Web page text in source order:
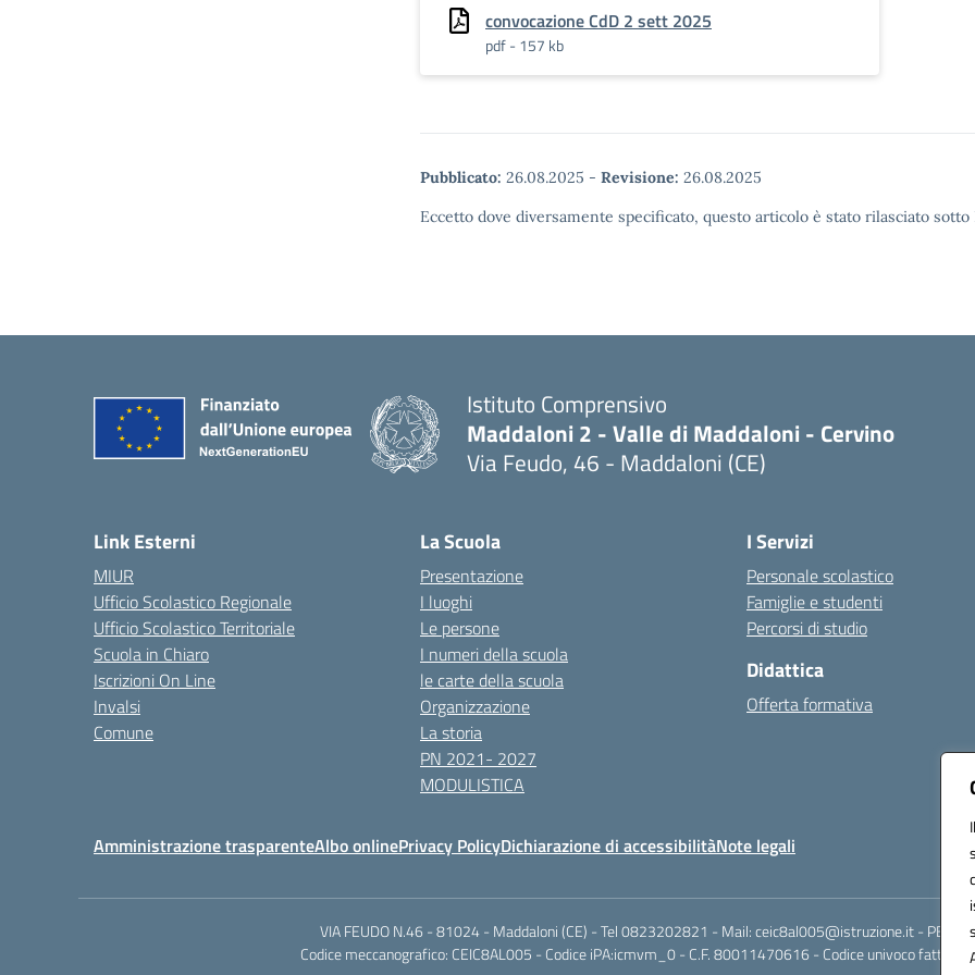
convocazione CdD 2 sett 2025
pdf - 157 kb
Pubblicato: 26.08.2025 - Revisione: 26.08.2025
Eccetto dove diversamente specificato, questo articolo è stato rilasciato
Istituto Comprensivo
Maddaloni 2 - Valle di Maddaloni - Cervino
Via Feudo, 46 - Maddaloni (CE)
Link Esterni
MIUR
Ufficio Scolastico Regionale
Ufficio Scolastico Territoriale
Scuola in Chiaro
Iscrizioni On Line
Invalsi
Comune
La Scuola
Presentazione
I luoghi
Le persone
I numeri della scuola
le carte della scuola
Organizzazione
La storia
PN 2021- 2027
MODULISTICA
I Servizi
Personale scolastico
Famiglie e studenti
Percorsi di studio
Didattica
Offerta formativa
Amministrazione trasparenteAlbo onlinePrivacy PolicyDichiarazione di accessibilitàNote legali
VIA FEUDO N.46 - 81024 - Maddaloni (CE) - Tel 0823202821 - Mail: ceic8al005@istruzione.it - PEC:
Codice meccanografico: CEIC8AL005 - Codice iPA:icmvm_0 - C.F. 80011470616 - Codice univoco